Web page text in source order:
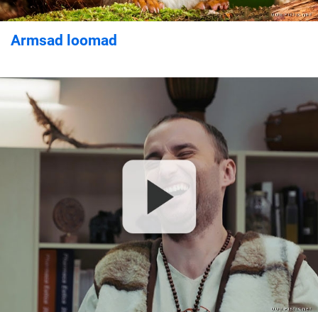
Armsad loomad